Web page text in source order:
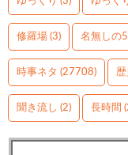
修羅場 (3) 名無しの
時事ネタ (27708) 歴
聞き流し (2) 長時間